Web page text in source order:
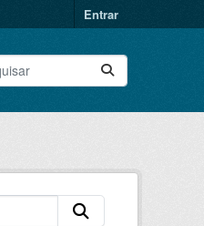
Entrar